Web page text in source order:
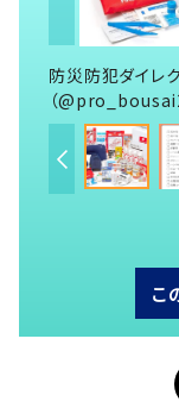
防災防犯ダイレ
（
こ